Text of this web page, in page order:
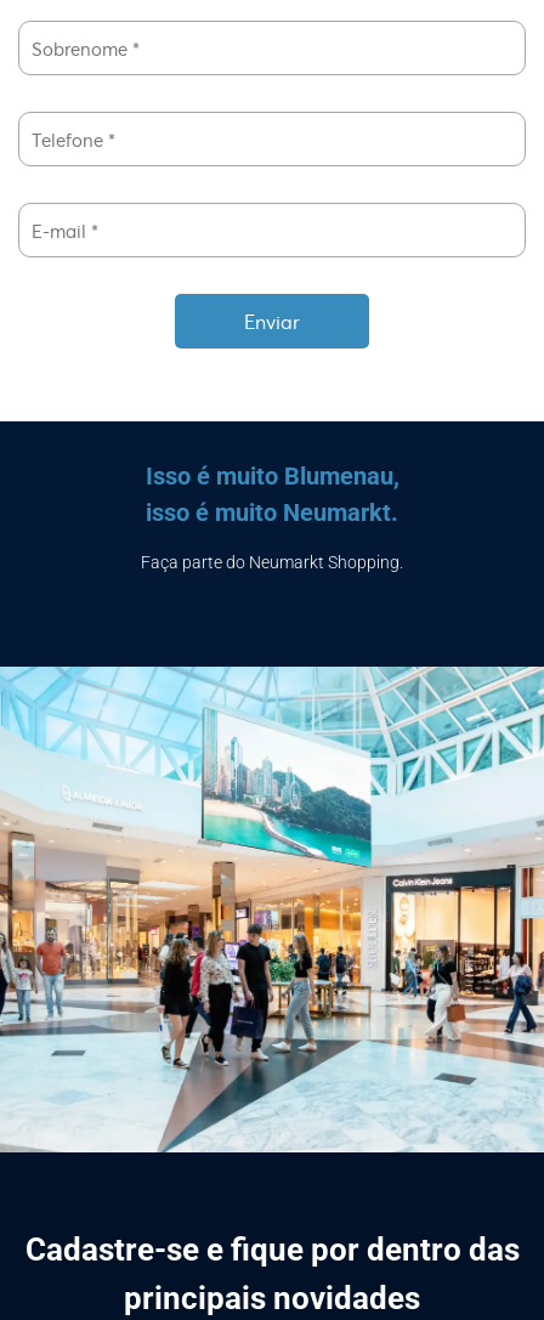
Isso é muito Blumenau,
isso é muito Neumarkt.
Faça parte do Neumarkt Shopping.
Cadastre-se e fique por dentro das
principais novidades